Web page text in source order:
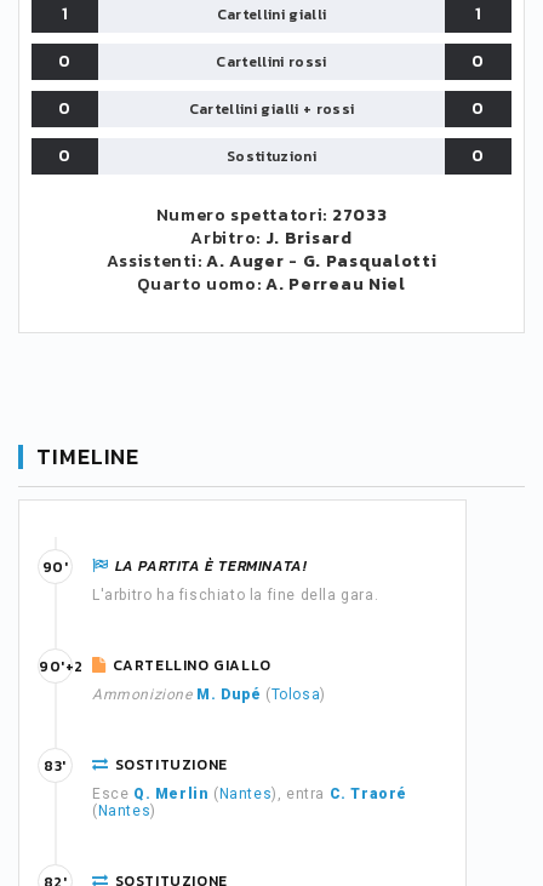
1
Cartellini gialli
1
0
Cartellini rossi
0
0
Cartellini gialli + rossi
0
0
Sostituzioni 0
Numero spettatori: 27033
Arbitro: J. Brisard
Assistenti:A. Auger - G. Pasqualotti
Quarto uomo:A. Perreau Niel
TIMELINE
LA PARTITA È TERMINATA!
L'arbitro ha fischiato la fine della gara.
90'
CARTELLINO GIALLO
Ammonizione M. Dupé (Tolosa)
90'+2
SOSTITUZIONE
Esce Q. Merlin ( Nantes), entra C. Traoré
( Nantes)
83'
SOSTITUZIONE